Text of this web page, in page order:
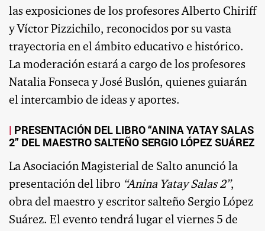
las exposiciones de los profesores Alberto Chiriff
y Víctor Pizzichilo, reconocidos por su vasta
trayectoria en el ámbito educativo e histórico.
La moderación estará a cargo de los profesores
Natalia Fonseca y José Buslón, quienes guiarán
el intercambio de ideas y aportes.
PRESENTACIÓN DEL LIBRO “ANINA YATAY SALAS
2” DEL MAESTRO SALTEÑO SERGIO LÓPEZ SUÁREZ
La Asociación Magisterial de Salto anunció la
presentación del libro “Anina Yatay Salas 2”,
obra del maestro y escritor salteño Sergio López
Suárez. El evento tendrá lugar el viernes 5 de